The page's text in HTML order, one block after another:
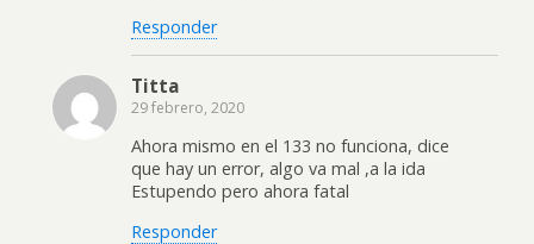
Responder
Titta
29 febrero, 2020
Ahora mismo en el 133 no funciona, dice
que hay un error, algo va mal ,a la ida
Estupendo pero ahora fatal
Responder